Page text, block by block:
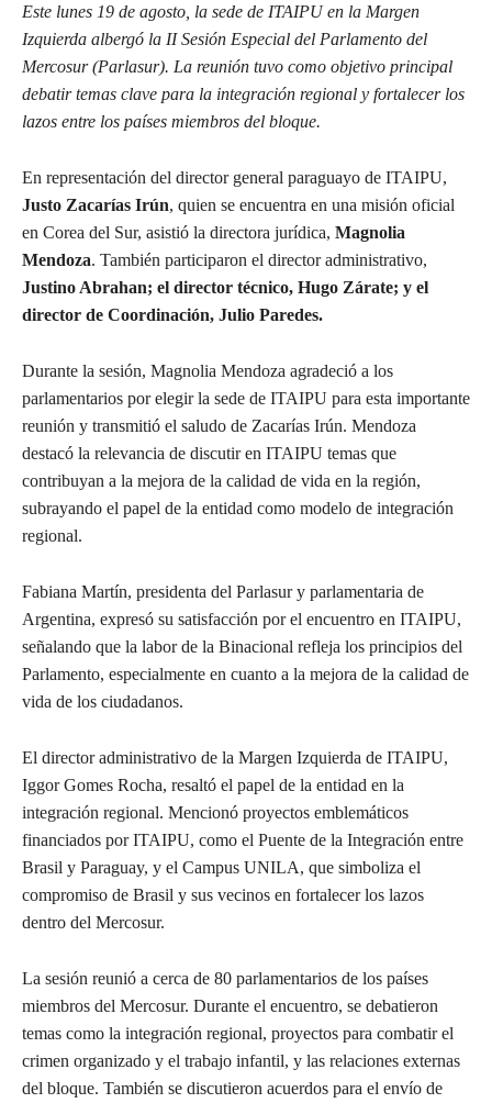
Este lunes 19 de agosto, la sede de ITAIPU en la Margen
Izquierda albergó la II Sesión Especial del Parlamento del
Mercosur (Parlasur). La reunión tuvo como objetivo principal
debatir temas clave para la integración regional y fortalecer los
lazos entre los países miembros del bloque.
En representación del director general paraguayo de ITAIPU,
Justo Zacarías Irún, quien se encuentra en una misión oficial
en Corea del Sur, asistió la directora jurídica, Magnolia
Mendoza. También participaron el director administrativo,
Justino Abrahan; el director técnico, Hugo Zárate; y el
director de Coordinación, Julio Paredes.
Durante la sesión, Magnolia Mendoza agradeció a los
parlamentarios por elegir la sede de ITAIPU para esta importante
reunión y transmitió el saludo de Zacarías Irún. Mendoza
destacó la relevancia de discutir en ITAIPU temas que
contribuyan a la mejora de la calidad de vida en la región,
subrayando el papel de la entidad como modelo de integración
regional.
Fabiana Martín, presidenta del Parlasur y parlamentaria de
Argentina, expresó su satisfacción por el encuentro en ITAIPU,
señalando que la labor de la Binacional refleja los principios del
Parlamento, especialmente en cuanto a la mejora de la calidad de
vida de los ciudadanos.
El director administrativo de la Margen Izquierda de ITAIPU,
Iggor Gomes Rocha, resaltó el papel de la entidad en la
integración regional. Mencionó proyectos emblemáticos
financiados por ITAIPU, como el Puente de la Integración entre
Brasil y Paraguay, y el Campus UNILA, que simboliza el
compromiso de Brasil y sus vecinos en fortalecer los lazos
dentro del Mercosur.
La sesión reunió a cerca de 80 parlamentarios de los países
miembros del Mercosur. Durante el encuentro, se debatieron
temas como la integración regional, proyectos para combatir el
crimen organizado y el trabajo infantil, y las relaciones externas
del bloque. También se discutieron acuerdos para el envío de